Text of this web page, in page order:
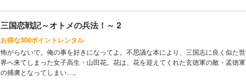
三国恋戦記～オトメの兵法！～ 2
お得な300ポイントレンタル
怖がらないで。俺の事を好きになってよ。不思議な本により、三国志に良く似た世
界へ来てしまった女子高生・山田花。花は、花を迎えてくれた玄徳軍の敵・孟徳軍
の捕虜となってしまい…。